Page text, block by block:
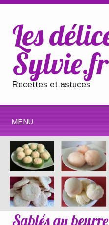
Les
Sylvie.fr
Recettes et astuces
MENU
Sablés au beurre